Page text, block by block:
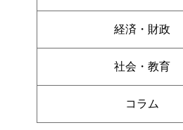
経済・財政
社会・教育
コラム